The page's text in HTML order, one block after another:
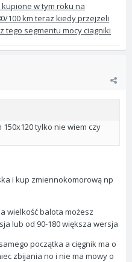
w tym roku na
100 km teraz kiedy przejzeli
tego segmentu mocy ciagniki
tylko nie wiem czy
i kup zmiennokomorową np
wielkość balota możesz
lub od 90-180 większa wersja
początka a cięgnik ma o
zbijania no i nie ma mowy o